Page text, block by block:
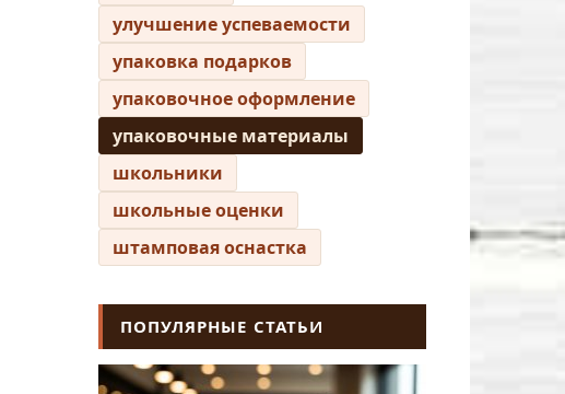
улучшение успеваемости
упаковка подарков
упаковочное оформление
упаковочные материалы
школьники
школьные оценки
штамповая оснастка
ПОПУЛЯРНЫЕ СТАТЬИ